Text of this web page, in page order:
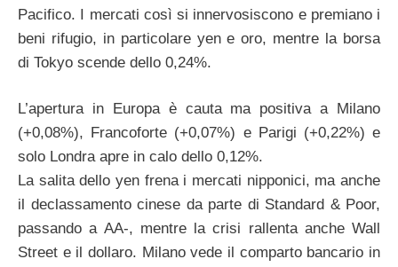
Pacifico. I mercati così si innervosiscono e premiano i
beni rifugio, in particolare yen e oro, mentre la borsa
di Tokyo scende dello 0,24%.
L’apertura in Europa è cauta ma positiva a Milano
(+0,08%), Francoforte (+0,07%) e Parigi (+0,22%) e
solo Londra apre in calo dello 0,12%.
La salita dello yen frena i mercati nipponici, ma anche
il declassamento cinese da parte di Standard & Poor,
passando a AA-, mentre la crisi rallenta anche Wall
Street e il dollaro. Milano vede il comparto bancario in